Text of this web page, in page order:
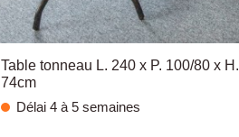
Table tonneau L. 240 x P. 100/80 x H.
74cm
Délai 4 à 5 semaines